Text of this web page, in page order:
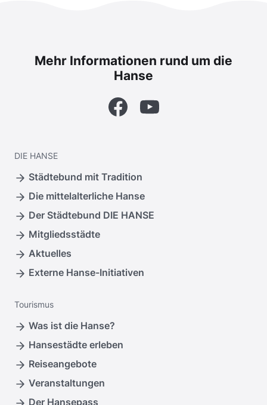
Mehr Informationen rund um die
Hanse
FacebookYouTube
DIE HANSE
Städtebund mit Tradition
Die mittelalterliche Hanse
Der Städtebund DIE HANSE
Mitgliedsstädte
Aktuelles
Externe Hanse-Initiativen
Tourismus
Was ist die Hanse?
Hansestädte erleben
Reiseangebote
Veranstaltungen
Der Hansepass